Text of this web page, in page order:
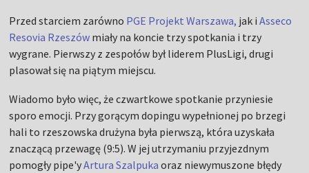
Przed starciem zarówno PGE Projekt Warszawa, jak iAsseco
Resovia Rzeszów miały na koncie trzy spotkania i trzy
wygrane. Pierwszy z zespołów był liderem PlusLigi, drugi
plasował się na piątym miejscu.
Wiadomo było więc, że czwartkowe spotkanie przyniesie
sporo emocji. Przy gorącym dopingu wypełnionej po brzegi
hali to rzeszowska drużyna była pierwszą, która uzyskała
znaczącą przewagę (9:5). W jej utrzymaniu przyjezdnym
pomogły pipe'yArtura Szalpukaoraz niewymuszone błędy